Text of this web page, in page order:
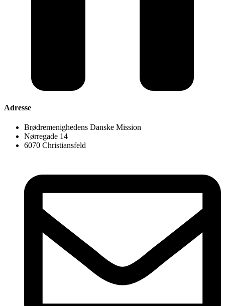
Adresse
Brødremenighedens Danske Mission
Nørregade 14
6070 Christiansfeld